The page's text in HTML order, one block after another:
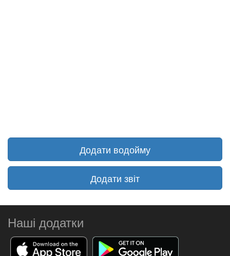
Додати водойму
Додати звіт
Наші додатки